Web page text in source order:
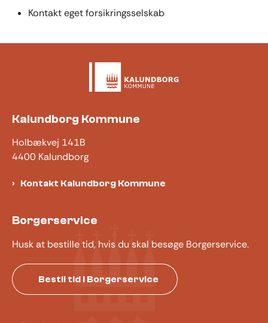
Kontakt eget forsikringsselskab
Kalundborg Kommune
Holbækvej 141B
4400 Kalundborg
Kontakt Kalundborg Kommune
Borgerservice
Husk at bestille tid, hvis du skal besøge Borgerservice.
Bestil tid i Borgerservice